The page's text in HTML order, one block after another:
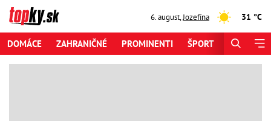
6. august,Jozefína 31 °C
DOMÁCE ZAHRANIČNÉ PROMINENTI ŠPORT